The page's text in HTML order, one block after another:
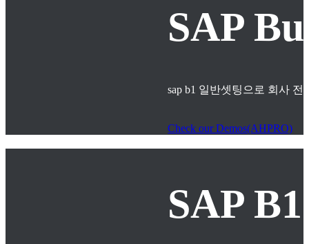
SAP
sap b1 일반셋팅으로 회사
Check our Demos(AHPRO)
SAP